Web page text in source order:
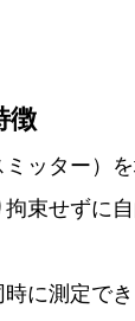
徴
ッター）
束せずに
に測定で